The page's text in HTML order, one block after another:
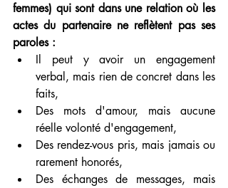
femmes) qui sont dans une relation où les
actes du partenaire ne reflètent pas ses
paroles :
Il peut y avoir un engagement
verbal, mais rien de concret dans les
faits,
Des mots d'amour, mais aucune
réelle volonté d'engagement,
Des rendez-vous pris, mais jamais ou
rarement honorés,
Des échanges de messages, mais